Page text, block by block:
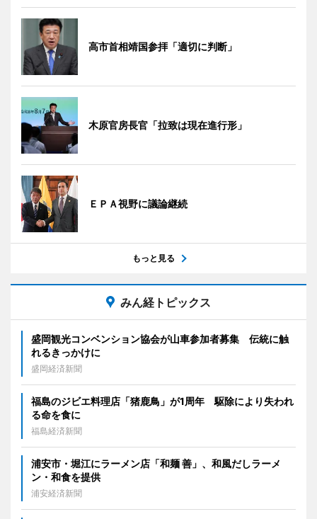
高市首相靖国参拝「適切に判断」
木原官房長官「拉致は現在進行形」
ＥＰＡ視野に議論継続
もっと見る
みん経トピックス
盛岡観光コンベンション協会が山車参加者募集 伝統に触
れるきっかけに
盛岡経済新聞
福島のジビエ料理店「猪鹿鳥」が1周年 駆除により失われ
る命を食に
福島経済新聞
浦安市・堀江にラーメン店「和麺 善」、和風だしラーメ
ン・和食を提供
浦安経済新聞